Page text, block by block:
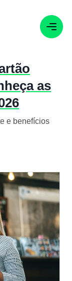
as
e benefícios